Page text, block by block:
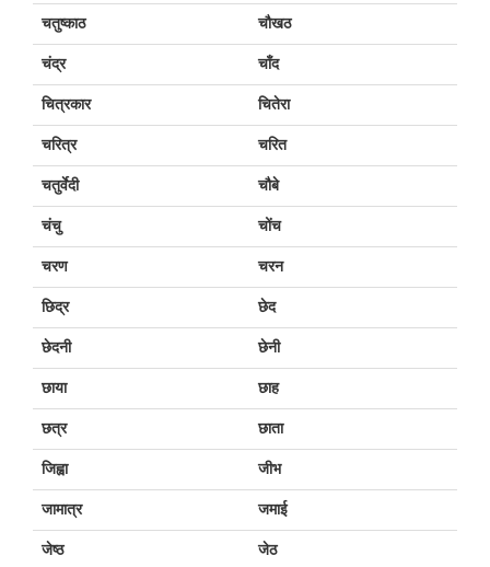
चतुष्काठ चौखठ
चंद्र चाँद
चित्रकार चितेरा
चरित्र चरित
चतुर्वेदी चौबे
चंचु चोंच
चरण चरन
छिद्र छेद
छेदनी छेनी
छाया छाह
छत्र छाता
जिह्वा जीभ
जामात्र जमाई
जेष्ठ जेठ